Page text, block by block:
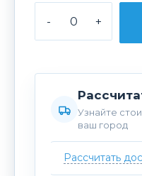
- +
Узнайте
ваш город
Рассчитать